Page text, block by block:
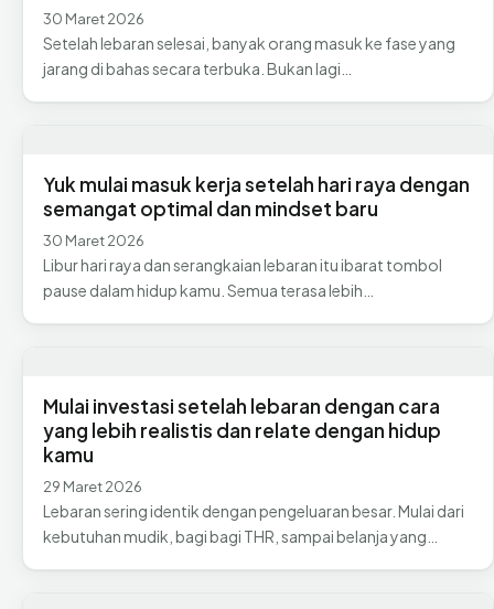
30 Maret 2026
Setelah lebaran selesai, banyak orang masuk ke fase yang
jarang di bahas secara terbuka. Bukan lagi…
Yuk mulai masuk kerja setelah hari raya dengan
semangat optimal dan mindset baru
30 Maret 2026
Libur hari raya dan serangkaian lebaran itu ibarat tombol
pause dalam hidup kamu. Semua terasa lebih…
Mulai investasi setelah lebaran dengan cara
yang lebih realistis dan relate dengan hidup
kamu
29 Maret 2026
Lebaran sering identik dengan pengeluaran besar. Mulai dari
kebutuhan mudik, bagi bagi THR, sampai belanja yang…